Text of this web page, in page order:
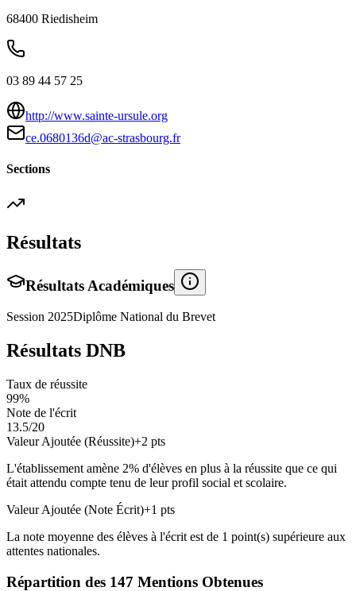
68400 Riedisheim
03 89 44 57 25
http://www.sainte-ursule.org
ce.0680136d@ac-strasbourg.fr
Sections
Résultats
Résultats Académiques
Session 2025Diplôme National du Brevet
Résultats DNB
Taux de réussite
99%
Note de l'écrit
13.5/20
Valeur Ajoutée (Réussite)+2 pts
L'établissement amène 2% d'élèves en plus à la réussite que ce qui
était attendu compte tenu de leur profil social et scolaire.
Valeur Ajoutée (Note Écrit)+1 pts
La note moyenne des élèves à l'écrit est de 1 point(s) supérieure aux
attentes nationales.
Répartition des 147 Mentions Obtenues